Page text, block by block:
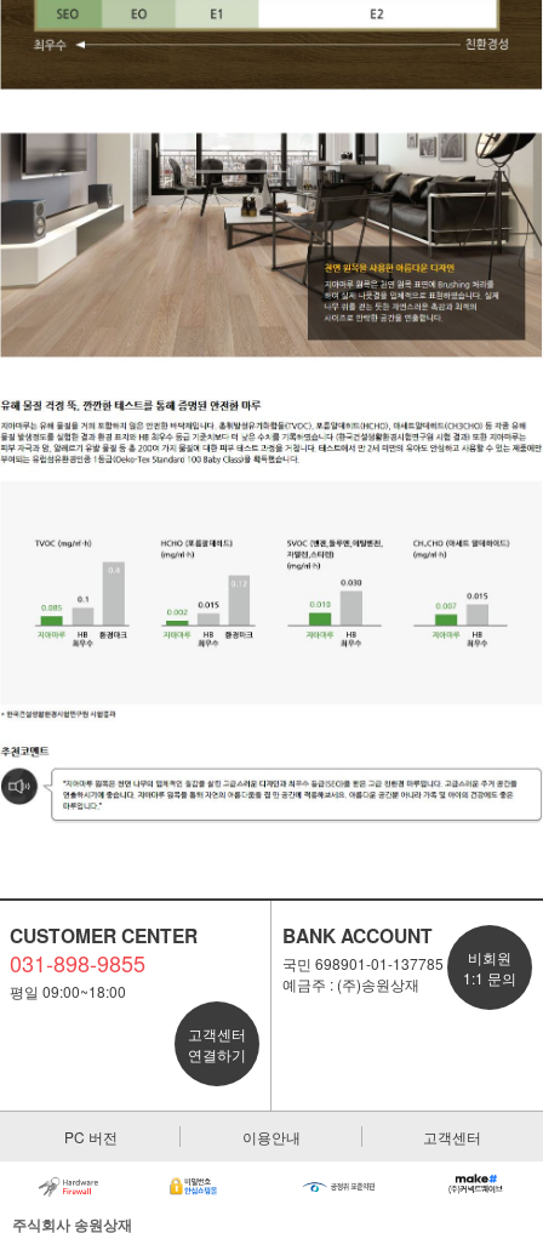
CUSTOMER CENTER
031-898-9855
평일 09:00~18:00
고객센터
연결하기
BANK ACCOUNT
국민 698901-01-137785
예금주 : (주)송원상재
비회원
1:1 문의
PC 버전 이용안내 고객센터
주식회사 송원상재